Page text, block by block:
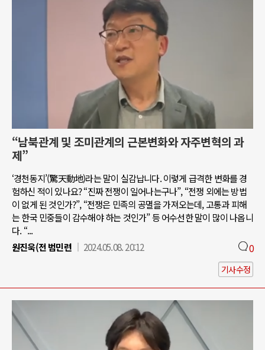
“남북관계 및 조미관계의 근본변화와 자주변혁의 과
제”
‘경천동지’(驚天動地)라는 말이 실감납니다. 이렇게 급격한 변화를 경
험하신 적이 있나요? “진짜 전쟁이 일어나는구나”, “전쟁 외에는 방법
이 없게 된 것인가?”, “전쟁은 민족의 공멸을 가져오는데, 고통과 피해
는 한국 민중들이 감수해야 하는 것인가” 등 어수선한 말이 많이 나옵니
다. “...
원진욱(전 범민련
2024.05.08. 20:12 0
기사수정